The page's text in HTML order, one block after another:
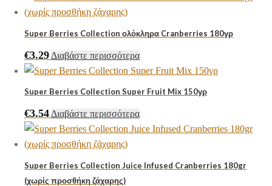
Super Berries Collection ολόκληρα Cranberries 180γρ
€3.29 Διαβάστε περισσότερα
Super Berries Collection Super Fruit Mix 150γρ
€3.54 Διαβάστε περισσότερα
Super Berries Collection Juice Infused Cranberries 180gr
(χωρίς προσθήκη ζάχαρης)